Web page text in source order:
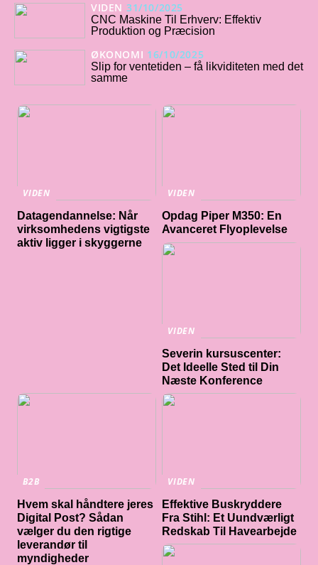
VIDEN 31/10/2025
CNC Maskine Til Erhverv: Effektiv
Produktion og Præcision
ØKONOMI 16/10/2025
Slip for ventetiden – få likviditeten med det
samme
VIDEN
Datagendannelse: Når
virksomhedens vigtigste
aktiv ligger i skyggerne
VIDEN
Opdag Piper M350: En
Avanceret Flyoplevelse
VIDEN
Severin kursuscenter:
Det Ideelle Sted til Din
Næste Konference
B2B
Hvem skal håndtere jeres
Digital Post? Sådan
vælger du den rigtige
leverandør til
myndigheder
VIDEN
Effektive Buskryddere
Fra Stihl: Et Uundværligt
Redskab Til Havearbejde